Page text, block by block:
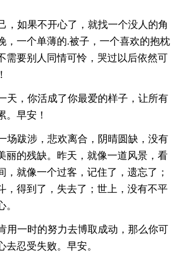
，如果不开心了，就找一个没人的角
，一个单薄的.被子，一个喜欢的抱枕
需要别人同情可怜，哭过以后依然可
天，你活成了你最爱的样子，让所有
。早安！
场跋涉，悲欢离合，阴晴圆缺，没有
丽的残缺。昨天，就像一道风景，看
，就像一个过客，记住了，遗忘了；
，得到了，失去了；世上，没有不平
用一时的努力去博取成动，那么你可
忍受失败。早安。